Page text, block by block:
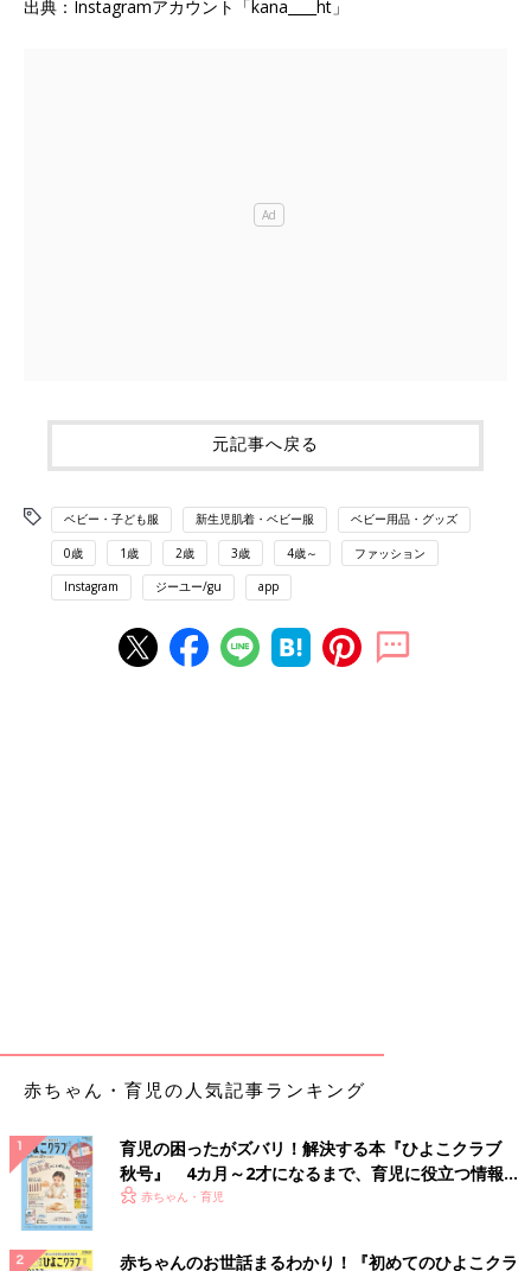
出典：Instagramアカウント「kana____ht」
元記事へ戻る
ベビー・子ども服 新生児肌着・ベビー服 ベビー用品・グッズ
0歳 1歳 2歳 3歳 4歳～ ファッション
Instagram ジーユー/gu app
赤ちゃん・育児の人気記事ランキング
育児の困ったがズバリ！解決する本『ひよこクラブ
秋号』 4カ月～2才になるまで、育児に役立つ情報が
いっぱい！
赤ちゃん・育児
赤ちゃんのお世話まるわかり！『初めてのひよこクラ